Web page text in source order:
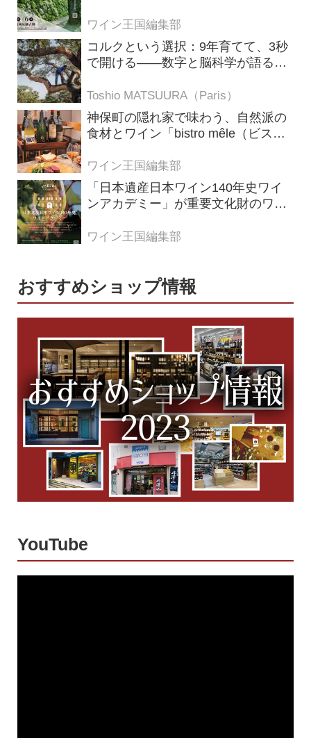
ワイン王国編集部
コルクという選択：9年育てて、3秒
で開ける——数字と脳科学が語る栓
Toshio MATSUURA（Paris）
神保町の隠れ家で味わう、自然派の
食材とワイン「bistro mêle（ビスト
ワイン王国編集部
「日本遺産日本ワイン140年史ワイ
ンアカデミー」が重要文化財のワイ
（2026年6月28日応募締め切り）
ワイン王国編集部
おすすめショップ情報
YouTube